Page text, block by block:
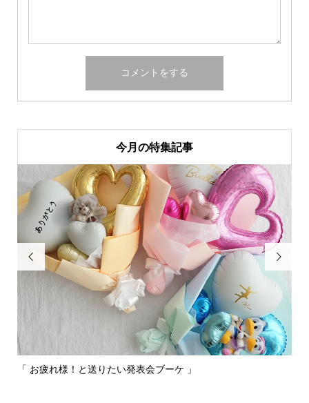
今月の特集記事

「 お疲れ様！と送りたい発表会ブーケ 」
